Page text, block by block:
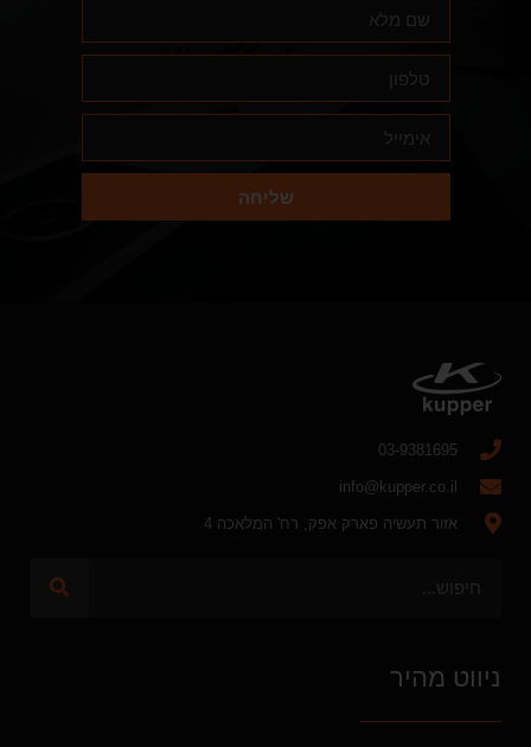
שליחה
03-9381695
info@kupper.co.il
אזור תעשיה פארק אפק, רח' המלאכה 4
ניווט מהיר